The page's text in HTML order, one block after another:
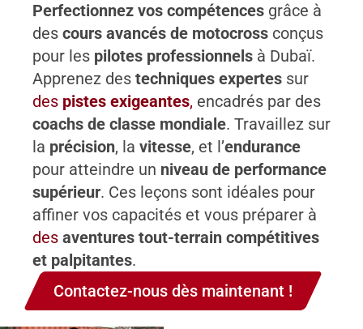
Perfectionnez vos compétences grâce à
des cours avancés de motocross conçus
pour les pilotes professionnels à Dubaï.
Apprenez des techniques expertes sur
des pistes exigeantes, encadrés par des
coachs de classe mondiale. Travaillez sur
la précision, la vitesse, et l’endurance
pour atteindre un niveau de performance
supérieur. Ces leçons sont idéales pour
affiner vos capacités et vous préparer à
des aventures tout-terrain compétitives
et palpitantes.
Contactez-nous dès maintenant !